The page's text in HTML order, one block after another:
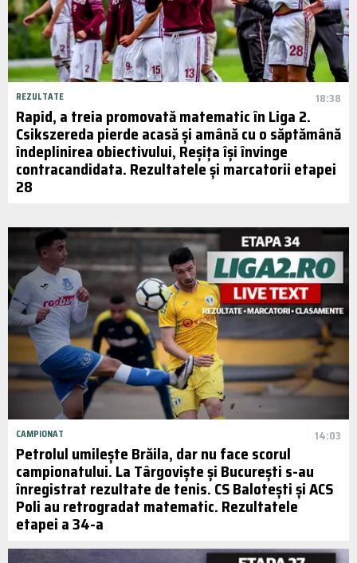
REZULTATE 18:38
Rapid, a treia promovată matematic în Liga 2.
Csikszereda pierde acasă și amână cu o săptămână
îndeplinirea obiectivului, Reșița își învinge
contracandidata. Rezultatele și marcatorii etapei
28
CAMPIONAT 14:03
Petrolul umilește Brăila, dar nu face scorul
campionatului. La Târgoviște și București s-au
înregistrat rezultate de tenis. CS Balotești și ACS
Poli au retrogradat matematic. Rezultatele
etapei a 34-a